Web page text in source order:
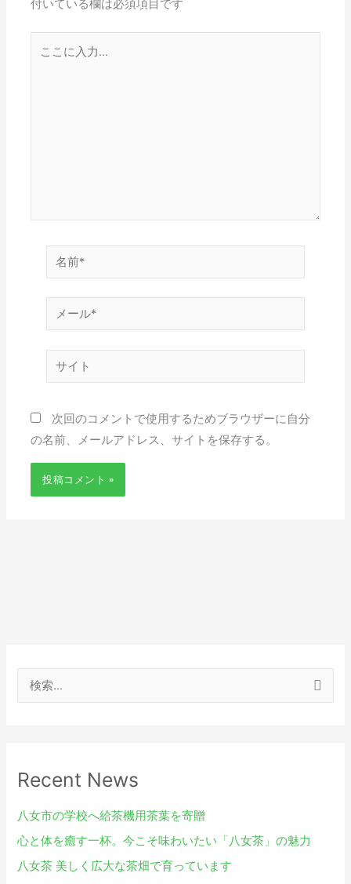
Recent News
八女市の学校へ給茶機用茶葉を寄贈
心と体を癒す一杯。今こそ味わいたい「八女茶」の魅力
八女茶 美しく広大な茶畑で育っています
付いている欄は必須項目です
前
*
ー
ル
イ
次回のコメントで使用するためブラウザーに自分
の名前、メールアドレス、サイトを保存する。